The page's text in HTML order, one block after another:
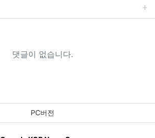
댓글이 없습니다.
PC버전